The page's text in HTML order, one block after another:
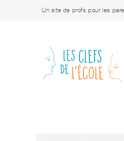
Un site de profs pour les